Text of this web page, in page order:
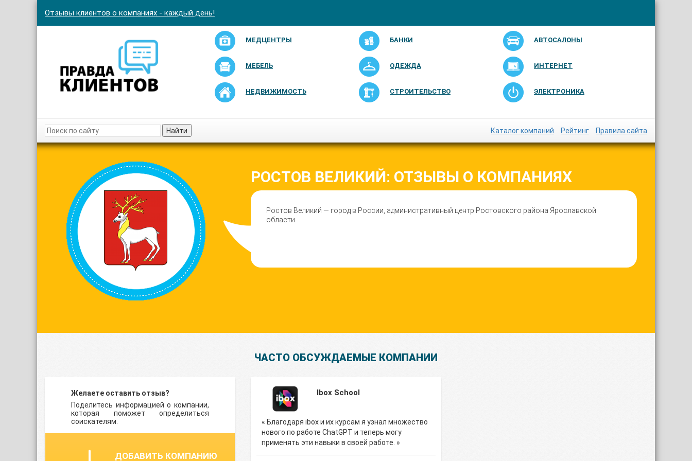
Отзывы клиентов о компаниях - каждый день!
МЕДЦЕНТРЫ БАНКИ АВТОСАЛОНЫ
МЕБЕЛЬ ОДЕЖДА ИНТЕРНЕТ
НЕДВИЖИМОСТЬ СТРОИТЕЛЬСТВО ЭЛЕКТРОНИКА
Найти Каталог компаний Рейтинг Правила сайта
РОСТОВ ВЕЛИКИЙ: ОТЗЫВЫ О КОМПАНИЯХ
Ростов Великий — город в России, административный центр Ростовского района Ярославской
области.
ЧАСТО ОБСУЖДАЕМЫЕ КОМПАНИИ
Желаете оставить отзыв?
Поделитесь информацией о компании,
которая поможет определиться
соискателям.
ДОБАВИТЬ КОМПАНИЮ
Ibox School
« Благодаря ibox и их курсам я узнал множество
нового по работе ChatGPT и теперь могу
применять эти навыки в своей работе. »